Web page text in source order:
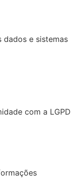
dados e sistemas
com a LGPD